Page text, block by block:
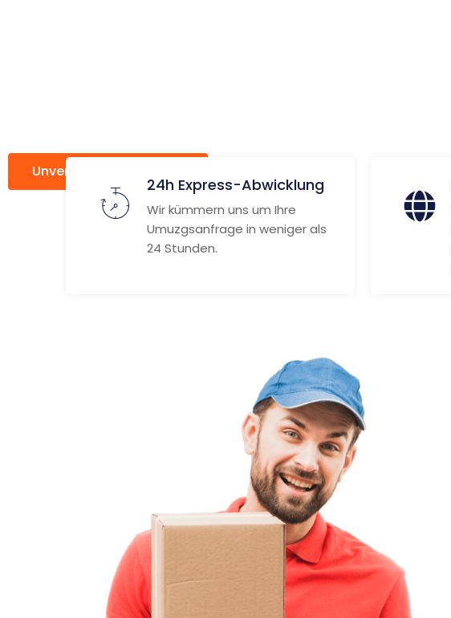
Unverbindlich anfragen
24h Express-Abwicklung
Wir kümmern uns um Ihre
Umuzgsanfrage in weniger als
24 Stunden.